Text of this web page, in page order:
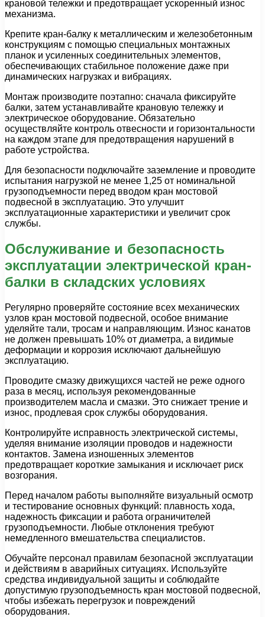
крановой тележки и предотвращает ускоренный износ
механизма.
Крепите кран-балку к металлическим и железобетонным
конструкциям с помощью специальных монтажных
планок и усиленных соединительных элементов,
обеспечивающих стабильное положение даже при
динамических нагрузках и вибрациях.
Монтаж производите поэтапно: сначала фиксируйте
балки, затем устанавливайте крановую тележку и
электрическое оборудование. Обязательно
осуществляйте контроль отвесности и горизонтальности
на каждом этапе для предотвращения нарушений в
работе устройства.
Для безопасности подключайте заземление и проводите
испытания нагрузкой не менее 1,25 от номинальной
грузоподъемности перед вводом кран мостовой
подвесной в эксплуатацию. Это улучшит
эксплуатационные характеристики и увеличит срок
службы.
Обслуживание и безопасность
эксплуатации электрической кран-
балки в складских условиях
Регулярно проверяйте состояние всех механических
узлов кран мостовой подвесной, особое внимание
уделяйте тали, тросам и направляющим. Износ канатов
не должен превышать 10% от диаметра, а видимые
деформации и коррозия исключают дальнейшую
эксплуатацию.
Проводите смазку движущихся частей не реже одного
раза в месяц, используя рекомендованные
производителем масла и смазки. Это снижает трение и
износ, продлевая срок службы оборудования.
Контролируйте исправность электрической системы,
уделяя внимание изоляции проводов и надежности
контактов. Замена изношенных элементов
предотвращает короткие замыкания и исключает риск
возгорания.
Перед началом работы выполняйте визуальный осмотр
и тестирование основных функций: плавность хода,
надежность фиксации и работа ограничителей
грузоподъемности. Любые отклонения требуют
немедленного вмешательства специалистов.
Обучайте персонал правилам безопасной эксплуатации
и действиям в аварийных ситуациях. Используйте
средства индивидуальной защиты и соблюдайте
допустимую грузоподъемность кран мостовой подвесной,
чтобы избежать перегрузок и повреждений
оборудования.